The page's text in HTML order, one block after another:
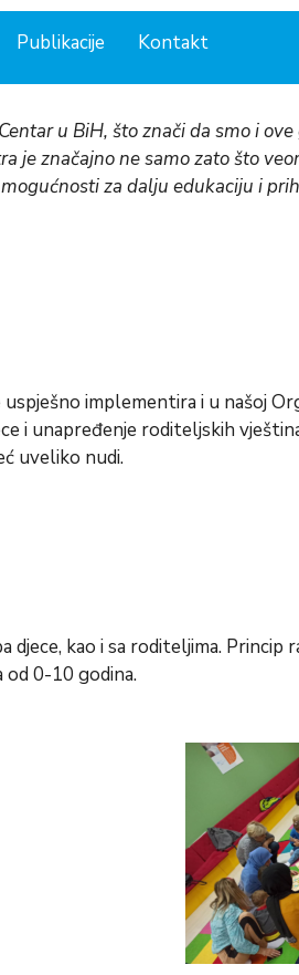
Publikacije Kontakt
u BiH, što znači da smo i
značajno ne samo zato što
za dalju edukaciju i
implementira i u našoj
unapređenje roditeljskih
uveliko nudi.
kao i sa roditeljima. Princip
od 0-10 godina.